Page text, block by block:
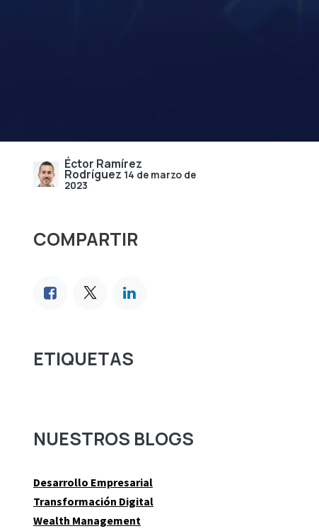
Éctor Ramírez
Rodríguez 14 de marzo de
2023
COMPARTIR
ETIQUETAS
NUESTROS BLOGS
Desarrollo Empresarial
Transformación Digital
Wealth Management